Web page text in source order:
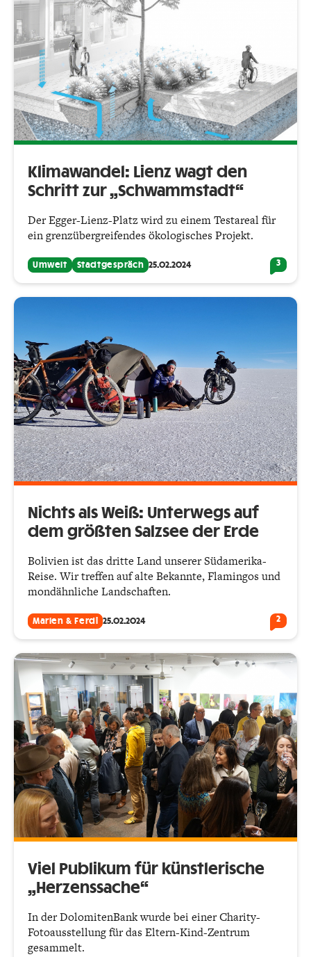
Klimawandel: Lienz wagt den
Schritt zur „Schwammstadt“
Der Egger-Lienz-Platz wird zu einem Testareal für
ein grenzübergreifendes ökologisches Projekt.
Umwelt Stadtgespräch 25.02.2024 3
Nichts als Weiß: Unterwegs auf
dem größten Salzsee der Erde
Bolivien ist das dritte Land unserer Südamerika-
Reise. Wir treffen auf alte Bekannte, Flamingos und
mondähnliche Landschaften.
Marlen & Ferdi 25.02.2024 2
Viel Publikum für künstlerische
„Herzenssache“
In der DolomitenBank wurde bei einer Charity-
Fotoausstellung für das Eltern-Kind-Zentrum
gesammelt.